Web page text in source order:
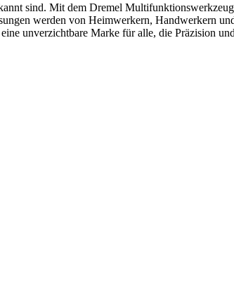
sind. Mit dem Dremel
werden von Heimwerkern, Handwerkern
unverzichtbare Marke für alle, die Präzision